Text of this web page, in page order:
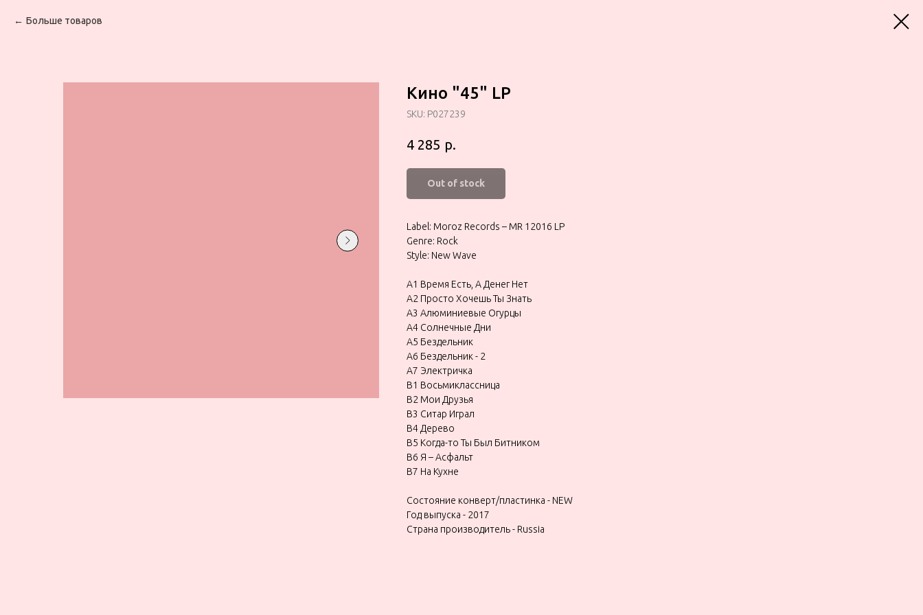
Больше товаров
Кино "45" LP
SKU: P027239
4 285 р.
Out of stock
Label: Moroz Records – MR 12016 LP
Genre: Rock
Style: New Wave
A1 Время Есть, А Денег Нет
A2 Просто Хочешь Ты Знать
A3 Алюминиевые Огурцы
A4 Солнечные Дни
A5 Бездельник
A6 Бездельник - 2
A7 Электричка
B1 Восьмиклассница
B2 Мои Друзья
B3 Ситар Играл
B4 Дерево
B5 Когда-то Ты Был Битником
B6 Я – Асфальт
B7 На Кухне
Состояние конверт/пластинка - NEW
Год выпуска - 2017
Страна производитель - Russia